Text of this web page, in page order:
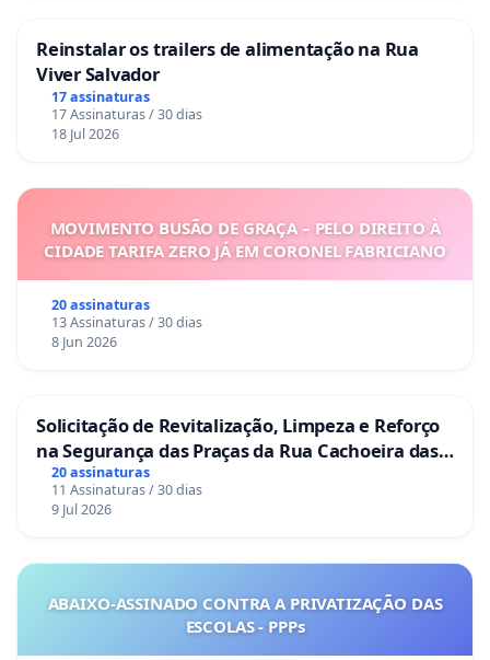
Reinstalar os trailers de alimentação na Rua
Viver Salvador
17 assinaturas
17 Assinaturas / 30 dias
18 Jul 2026
MOVIMENTO BUSÃO DE GRAÇA – PELO DIREITO À
CIDADE TARIFA ZERO JÁ EM CORONEL FABRICIANO
20 assinaturas
13 Assinaturas / 30 dias
8 Jun 2026
Solicitação de Revitalização, Limpeza e Reforço
na Segurança das Praças da Rua Cachoeira das
Sete Ilhas
20 assinaturas
11 Assinaturas / 30 dias
9 Jul 2026
ABAIXO-ASSINADO CONTRA A PRIVATIZAÇÃO DAS
ESCOLAS - PPPs